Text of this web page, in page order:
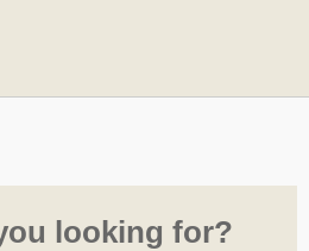
looking for?